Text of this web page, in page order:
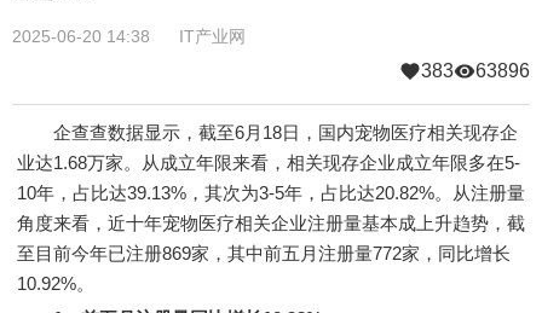
2025-06-20 14:38 IT产业网
383 63896
企查查数据显示，截至6月18日，国内宠物医疗相关现存企
业达1.68万家。从成立年限来看，相关现存企业成立年限多在5-
10年，占比达39.13%，其次为3-5年，占比达20.82%。从注册量
角度来看，近十年宠物医疗相关企业注册量基本成上升趋势，截
至目前今年已注册869家，其中前五月注册量772家，同比增长
10.92%。